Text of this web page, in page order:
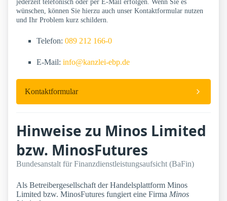
jederzeit telefonisch oder per E-Mail erfolgen. Wenn Sie es
wünschen, können Sie hierzu auch unser Kontaktformular nutzen
und Ihr Problem kurz schildern.
Telefon: 089 212 166-0
E-Mail: info@kanzlei-ebp.de
Kontaktformular
Hinweise zu Minos Limited
bzw. MinosFutures
Bundesanstalt für Finanzdienstleistungsaufsicht (BaFin)
Als Betreibergesellschaft der Handelsplattform Minos
Limited bzw. MinosFutures fungiert eine Firma Minos